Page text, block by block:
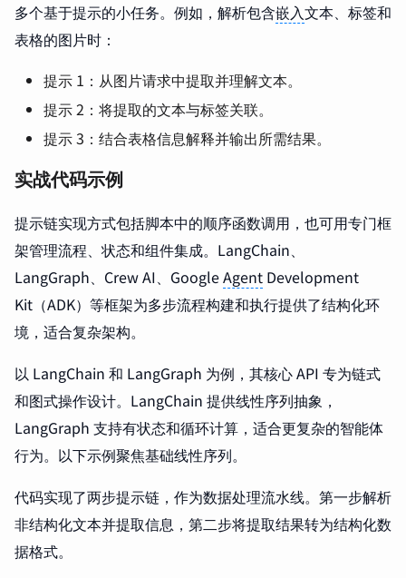
多个基于提示的小任务。例如，解析包含嵌入文本、标签和
表格的图片时：
提示 1：从图片请求中提取并理解文本。
提示 2：将提取的文本与标签关联。
提示 3：结合表格信息解释并输出所需结果。
实战代码示例
提示链实现方式包括脚本中的顺序函数调用，也可用专门框
架管理流程、状态和组件集成。LangChain、
LangGraph、Crew AI、GoogleAgent Development
Kit（ADK）等框架为多步流程构建和执行提供了结构化环
境，适合复杂架构。
以 LangChain 和 LangGraph 为例，其核心 API 专为链式
和图式操作设计。LangChain 提供线性序列抽象，
LangGraph 支持有状态和循环计算，适合更复杂的智能体
行为。以下示例聚焦基础线性序列。
代码实现了两步提示链，作为数据处理流水线。第一步解析
非结构化文本并提取信息，第二步将提取结果转为结构化数
据格式。